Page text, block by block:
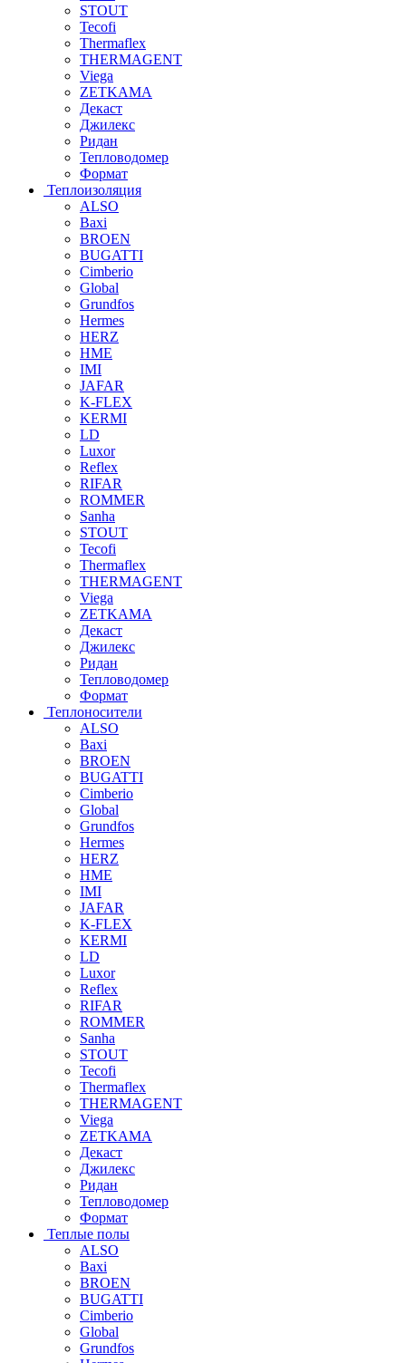
STOUT
Tecofi
Thermaflex
THERMAGENT
Viega
ZETKAMA
Декаст
Джилекс
Ридан
Тепловодомер
Формат
Теплоизоляция
ALSO
Baxi
BROEN
BUGATTI
Cimberio
Global
Grundfos
Hermes
HERZ
HME
IMI
JAFAR
K-FLEX
KERMI
LD
Luxor
Reflex
RIFAR
ROMMER
Sanha
STOUT
Tecofi
Thermaflex
THERMAGENT
Viega
ZETKAMA
Декаст
Джилекс
Ридан
Тепловодомер
Формат
Теплоносители
ALSO
Baxi
BROEN
BUGATTI
Cimberio
Global
Grundfos
Hermes
HERZ
HME
IMI
JAFAR
K-FLEX
KERMI
LD
Luxor
Reflex
RIFAR
ROMMER
Sanha
STOUT
Tecofi
Thermaflex
THERMAGENT
Viega
ZETKAMA
Декаст
Джилекс
Ридан
Тепловодомер
Формат
Теплые полы
ALSO
Baxi
BROEN
BUGATTI
Cimberio
Global
Grundfos